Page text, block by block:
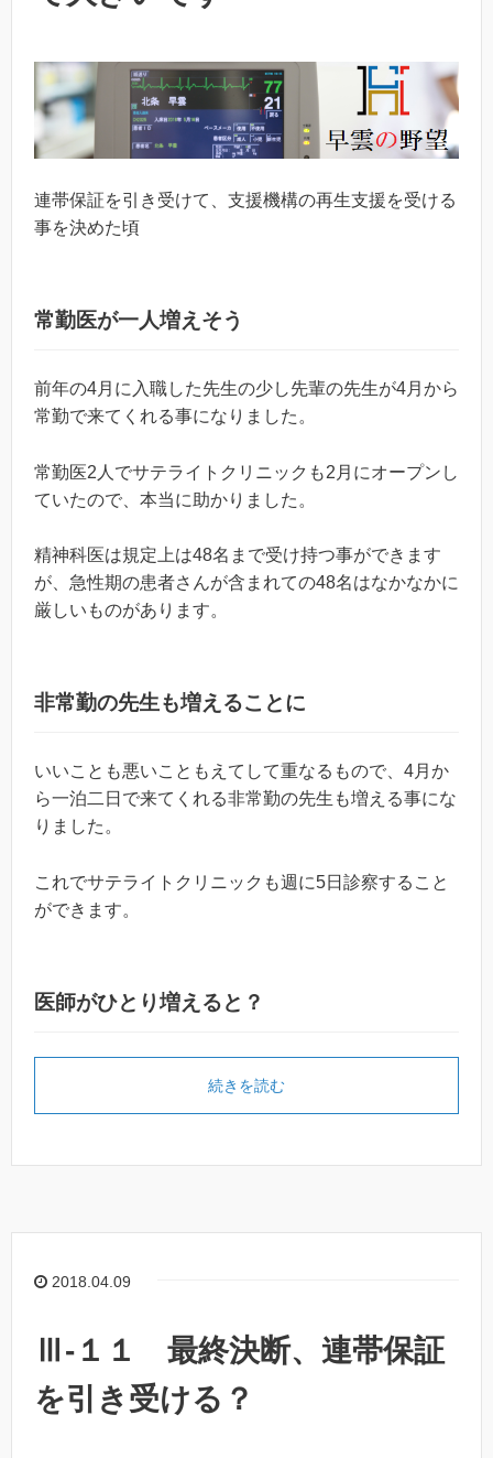
連帯保証を引き受けて、支援機構の再生支援を受ける
事を決めた頃
常勤医が一人増えそう
前年の4月に入職した先生の少し先輩の先生が4月から
常勤で来てくれる事になりました。
常勤医2人でサテライトクリニックも2月にオープンし
ていたので、本当に助かりました。
精神科医は規定上は48名まで受け持つ事ができます
が、急性期の患者さんが含まれての48名はなかなかに
厳しいものがあります。
非常勤の先生も増えることに
いいことも悪いこともえてして重なるもので、4月か
ら一泊二日で来てくれる非常勤の先生も増える事にな
りました。
これでサテライトクリニックも週に5日診察すること
ができます。
医師がひとり増えると？
続きを読む
2018.04.09
Ⅲ-１１ 最終決断、連帯保証
を引き受ける？